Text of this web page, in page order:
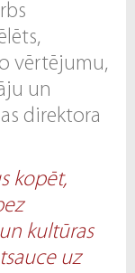
vērtējumu,
un
direktora
kopēt,
kultūras
uz